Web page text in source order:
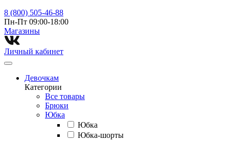
8 (800) 505-46-88
Пн-Пт 09:00-18:00
Магазины⁠
Личный кабинет
Девочкам
Категории
Все товары
Брюки
Юбка
Юбка
Юбка-шорты